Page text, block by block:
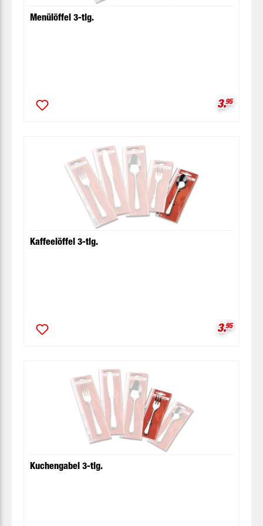
Menülöffel 3-tlg.
3.95
Kaffeelöffel 3-tlg.
3.95
Kuchengabel 3-tlg.